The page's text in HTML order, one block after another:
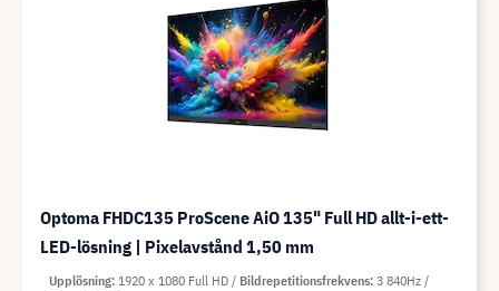
Optoma FHDC135 ProScene AiO 135" Full HD allt-i-ett-
LED-lösning | Pixelavstånd 1,50 mm
Upplösning 1920 x 1080 Full HD Bildrepetitionsfrekvens 3 840Hz